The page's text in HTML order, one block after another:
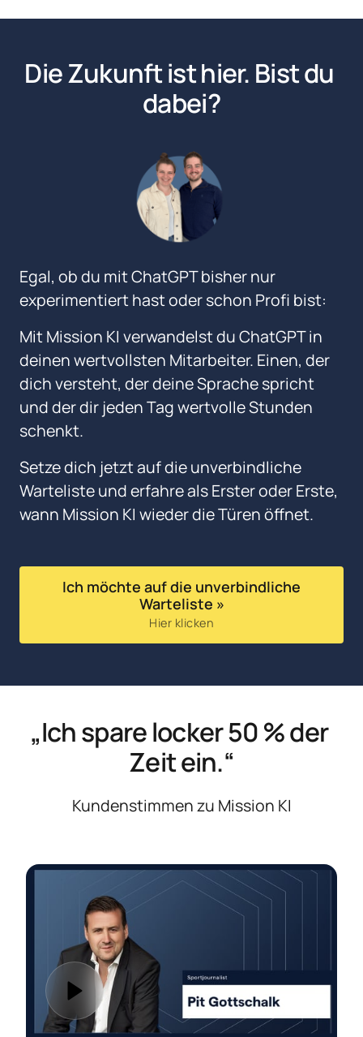
Die Zukunft ist hier. Bist du
dabei?
Egal, ob du mit ChatGPT bisher
experimentiert hast oder schon Profi bist:
Mit Mission KI verwandelst du ChatGPT
deinen wertvollsten Mitarbeiter. Einen,
dich versteht, der deine Sprache
und der dir jeden Tag wertvolle
schenkt.
Setze dich jetzt auf die unverbindliche
Warteliste und erfahre als Erster oder Erste,
wann Mission KI wieder die Türen öffnet.
Ich möchte auf die unverbindliche
Warteliste »
Hier klicken
„Ich spare locker 50 % der
Zeit ein.“
Kundenstimmen zu Mission KI